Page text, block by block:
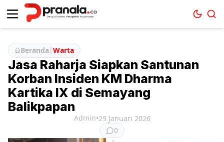
Beranda|Warta
Jasa Raharja Siapkan Santunan
Korban Insiden KM Dharma
Kartika IX di Semayang
Balikpapan
Admin•29 Januari 2026
0